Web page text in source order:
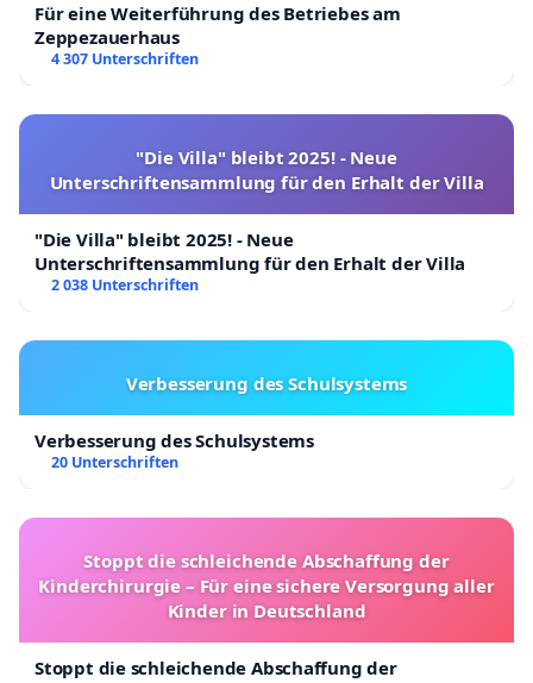
Für eine Weiterführung des Betriebes am
Zeppezauerhaus
4 307 Unterschriften
"Die Villa" bleibt 2025! - Neue
Unterschriftensammlung für den Erhalt der Villa
"Die Villa" bleibt 2025! - Neue
Unterschriftensammlung für den Erhalt der Villa
2 038 Unterschriften
Verbesserung des Schulsystems
Verbesserung des Schulsystems
20 Unterschriften
Stoppt die schleichende Abschaffung der
Kinderchirurgie – Für eine sichere Versorgung aller
Kinder in Deutschland
Stoppt die schleichende Abschaffung der